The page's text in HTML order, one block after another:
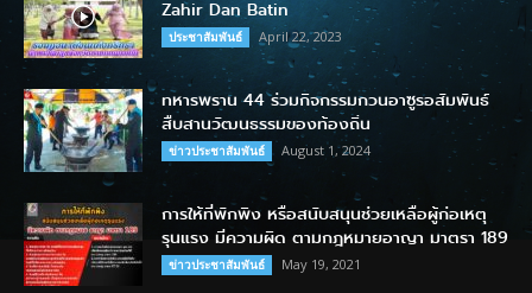
Zahir Dan Batin
ประชาสัมพันธ์ April 22, 2023
ทหารพราน 44 ร่วมกิจกรรมกวนอาซูรอสัมพันธ์
สืบสานวัฒนธรรมของท้องถิ่น
ข่าวประชาสัมพันธ์ August 1, 2024
การให้ที่พักพิง หรือสนับสนุนช่วยเหลือผู้ก่อเหตุ
รุนแรง มีความผิด ตามกฎหมายอาญา มาตรา 189
ข่าวประชาสัมพันธ์ May 19, 2021